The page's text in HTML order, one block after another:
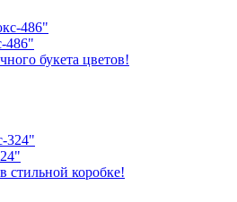
486"
букета цветов!
стильной коробке!